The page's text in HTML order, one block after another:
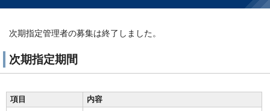
次期指定管理者の募集は終了しました。
次期指定期間
項目
内容